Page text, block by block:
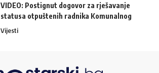
VIDEO: Postignut dogovor za rješavanje
statusa otpuštenih radnika Komunalnog
Vijesti